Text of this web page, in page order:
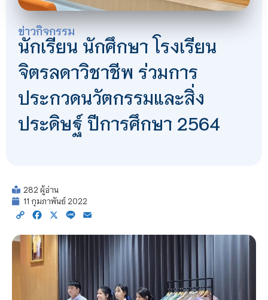
ข่าวกิจกรรม
นักเรียน นักศึกษา โรงเรียน
จิตรลดาวิชาชีพ ร่วมการ
ประกวดนวัตกรรมและสิ่ง
ประดิษฐ์ ปีการศึกษา 2564
282 ผู้อ่าน
11 กุมภาพันธ์ 2022
Copy Facebook
X Line